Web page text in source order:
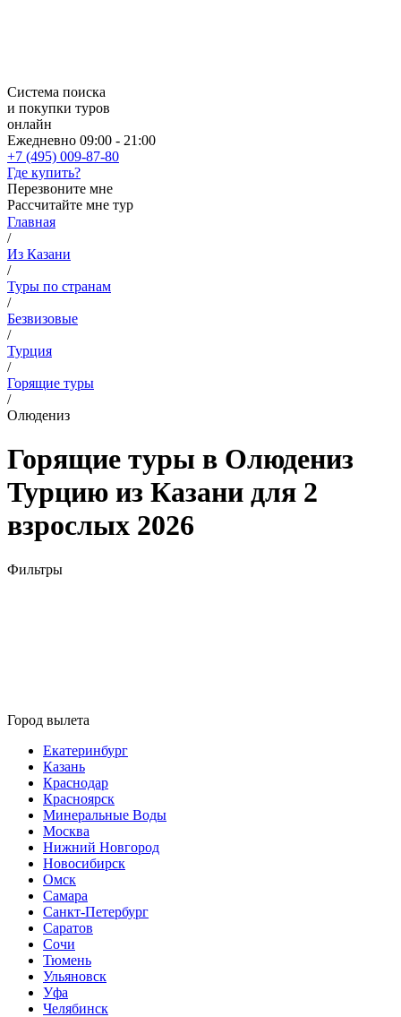
Система поиска
и покупки туров
онлайн
Ежедневно 09:00 - 21:00
+7 (495) 009-87-80
Где купить?
Перезвоните мне
Рассчитайте мне тур
Главная
/
Из Казани
/
Туры по странам
/
Безвизовые
/
Турция
/
Горящие туры
/
Олюдениз
Горящие туры в Олюдениз
Турцию из Казани для 2
взрослых 2026
Фильтры
Город вылета
Екатеринбург
Казань
Краснодар
Красноярск
Минеральные Воды
Москва
Нижний Новгород
Новосибирск
Омск
Самара
Санкт-Петербург
Саратов
Сочи
Тюмень
Ульяновск
Уфа
Челябинск